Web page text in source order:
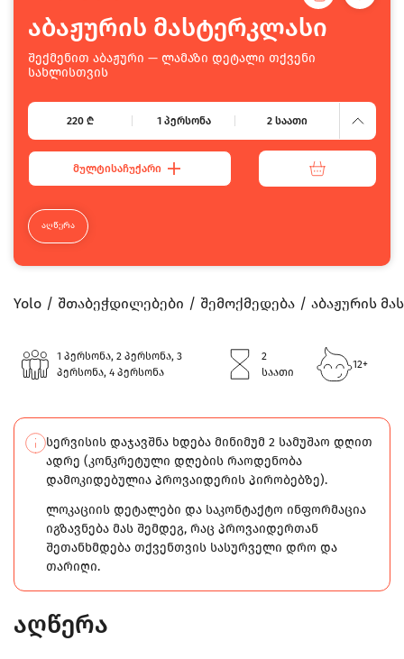
აბაჟურის მასტერკლასი
შექმენით აბაჟური — ლამაზი დეტალი თქვენი
სახლისთვის
220 ₾ 1 პერსონა 2 საათი
ᲛᲣᲚᲢᲘᲡᲐᲩᲣᲥᲐᲠᲘ
ᲐᲦᲬᲔᲠᲐ
Yolo შთაბეჭდილებები შემოქმედება აბაჟურის
1 პერსონა, 2 პერსონა, 3
პერსონა, 4 პერსონა
2
საათი
12+
სერვისის დაჯავშნა ხდება მინიმუმ 2 სამუშაო დღით
ადრე (კონკრეტული დღების რაოდენობა
დამოკიდებულია პროვაიდერის პირობებზე).
ლოკაციის დეტალები და საკონტაქტო ინფორმაცია
იგზავნება მას შემდეგ, რაც პროვაიდერთან
შეთანხმდება თქვენთვის სასურველი დრო და
თარიღი.
აღწერა